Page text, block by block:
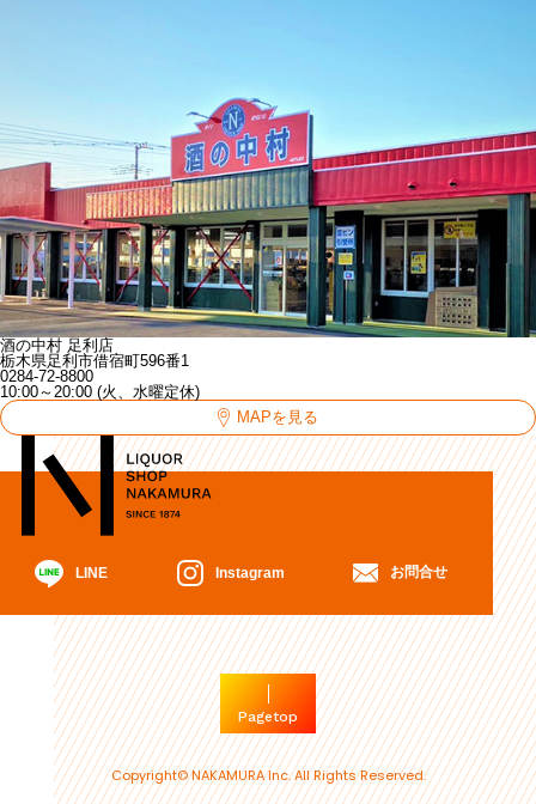
酒の中村 足利店
栃木県足利市借宿町596番1
0284-72-8800
10:00～20:00 (火、水曜定休)
MAPを見る
LINE Instagram お問合せ
Pagetop
Copyright© NAKAMURA Inc. All Rights Reserved.